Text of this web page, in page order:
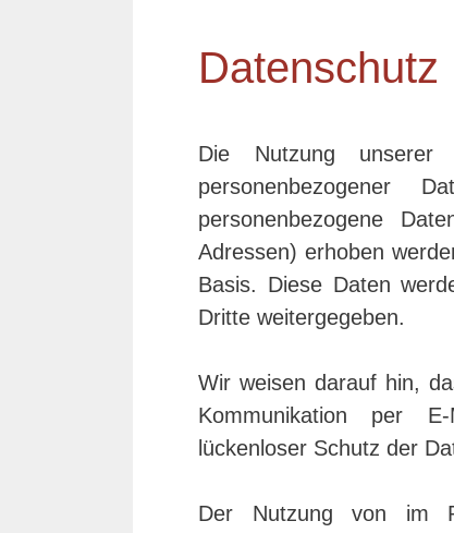
Datenschutz
Die Nutzung
personenbezogener
personenbezogene
Adressen) erhoben
Basis. Diese Daten
Dritte weitergegeben.
Wir weisen darauf hin,
Kommunikation per
lückenloser Schutz der
Der Nutzung von im